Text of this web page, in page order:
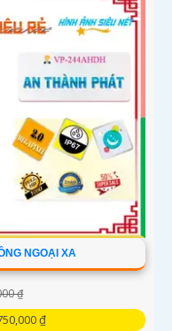
NGOẠI XA
₫
₫